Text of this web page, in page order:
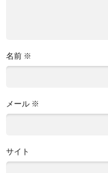
名前 ※
メール ※
サイト